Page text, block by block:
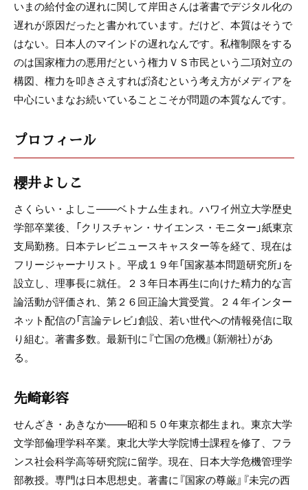
いまの給付金の遅れに関して岸田さんは著書でデジタル化の
遅れが原因だったと書かれています。だけど、本質はそうで
はない。日本人のマインドの遅れなんです。私権制限をする
のは国家権力の悪用だという権力ＶＳ市民という二項対立の
構図、権力を叩きさえすれば済むという考え方がメディアを
中心にいまなお続いていることこそが問題の本質なんです。
プロフィール
櫻井よしこ
さくらい・よしこ――ベトナム生まれ。ハワイ州立大学歴史
学部卒業後、「クリスチャン・サイエンス・モニター」紙東京
支局勤務。日本テレビニュースキャスター等を経て、現在は
フリージャーナリスト。平成１９年「国家基本問題研究所」を
設立し、理事長に就任。２３年日本再生に向けた精力的な言
論活動が評価され、第２６回正論大賞受賞。２４年インター
ネット配信の「言論テレビ」創設、若い世代への情報発信に取
り組む。著書多数。最新刊に『亡国の危機』（新潮社）があ
る。
先崎彰容
せんざき・あきなか――昭和５０年東京都生まれ。東京大学
文学部倫理学科卒業。東北大学大学院博士課程を修了、フラ
ンス社会科学高等研究院に留学。現在、日本大学危機管理学
部教授。専門は日本思想史。著書に『国家の尊厳』『未完の西